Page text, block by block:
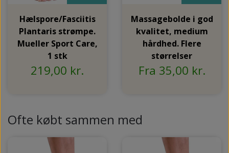
Hælspore/Fasciitis
Plantaris strømpe.
Mueller Sport Care,
1 stk
219,00 kr.
Massagebolde i god
kvalitet, medium
hårdhed. Flere
størrelser
Fra 35,00 kr.
Ofte købt sammen med